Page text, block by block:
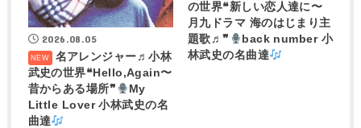
2026.08.05
名アレンジャー♬小林
武史の世界❝Hello,Again〜
昔からある場所❞
My
Little Lover 小林武史の名
曲達
の世界❝新しい恋人達に〜
月九ドラマ 海のはじまり主
題歌♬❞
back number 小
林武史の名曲達